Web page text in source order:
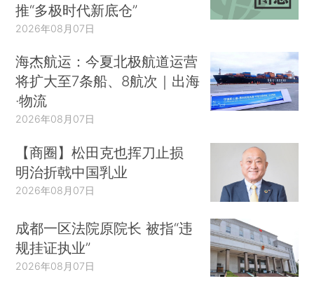
推“多极时代新底仓”
2026年08月07日
海杰航运：今夏北极航道运营
将扩大至7条船、8航次｜出海
·物流
2026年08月07日
【商圈】松田克也挥刀止损
明治折戟中国乳业
2026年08月07日
成都一区法院原院长 被指“违
规挂证执业”
2026年08月07日